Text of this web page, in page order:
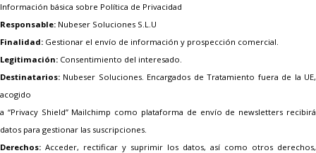
Información básica sobre Política de Privacidad
Responsable: Nubeser Soluciones S.L.U
Finalidad: Gestionar el envío de información y prospección comercial.
Legitimación: Consentimiento del interesado.
Destinatarios: Nubeser Soluciones. Encargados de Tratamiento fuera de la UE,
acogido
a “Privacy Shield” Mailchimp como plataforma de envío de newsletters recibirá
datos para gestionar las suscripciones.
Derechos: Acceder, rectificar y suprimir los datos, así como otros derechos,